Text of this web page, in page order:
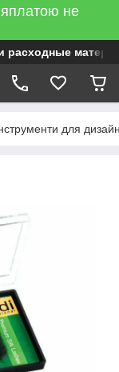
не
расходные
для